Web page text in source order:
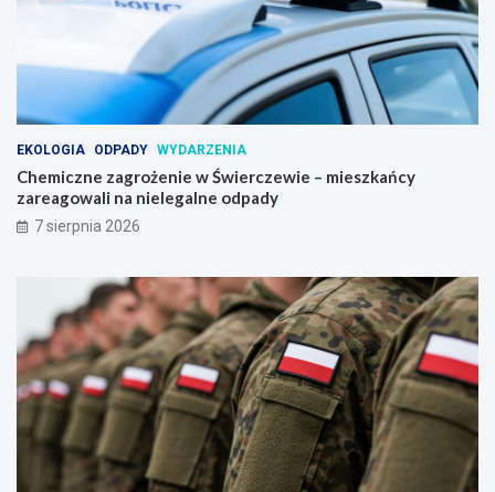
EKOLOGIA ODPADY WYDARZENIA
Chemiczne zagrożenie w Świerczewie – mieszkańcy
zareagowali na nielegalne odpady
7 sierpnia 2026